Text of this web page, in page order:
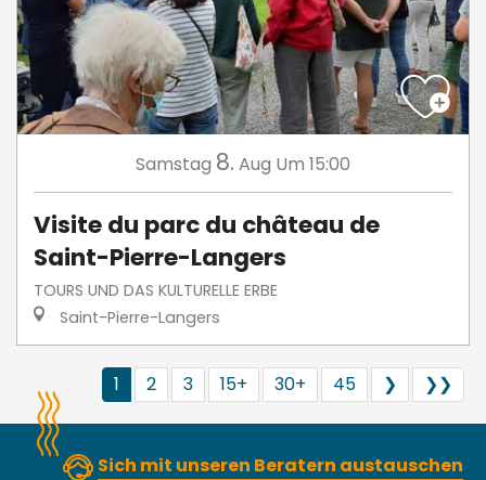
Samstag 8. Aug Um 15:00
Visite du parc du château de
Saint-Pierre-Langers
TOURS UND DAS KULTURELLE ERBE
Saint-Pierre-Langers
1 2 3 15+ 30+ 45 ❯ ❯❯
Sich mit unseren Beratern austauschen